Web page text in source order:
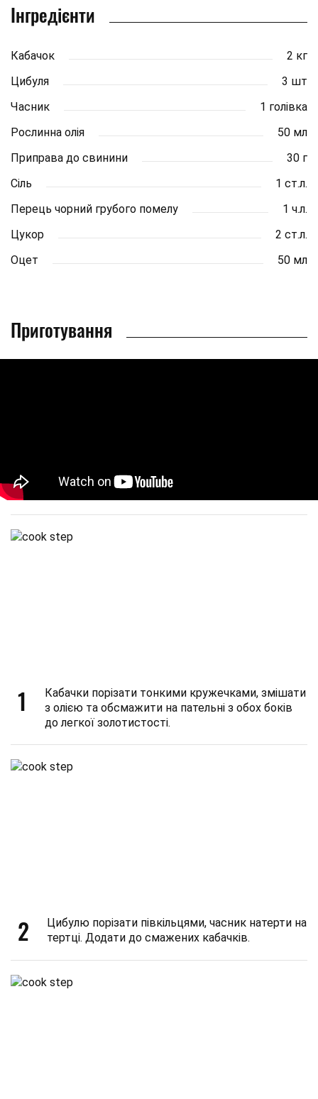
Інгредієнти
Кабачок
2 кг
Цибуля
3 шт
Часник
1 голівка
Рослинна олія
50 мл
Приправа до свинини
30 г
Сіль
1 ст.л.
Перець чорний грубого помелу
1 ч.л.
Цукор
2 ст.л.
Оцет
50 мл
Приготування
1
Кабачки порізати тонкими кружечками, змішати
з олією та обсмажити на пательні з обох боків
до легкої золотистості.
2
Цибулю порізати півкільцями, часник натерти на
тертці. Додати до смажених кабачків.